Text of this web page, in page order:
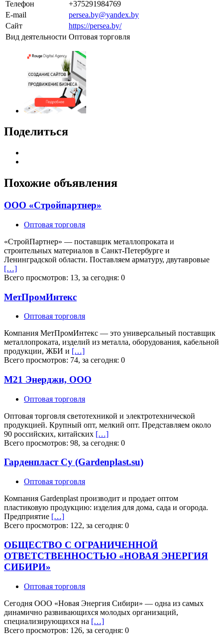
Телефон
+375291984769
E-mail
persea.by@yandex.by
Сайт
https://persea.by/
Вид деятельности Оптовая торговля
Поделиться
Похожие объявления
ООО «Стройпартнер»
Оптовая торговля
«СтройПартнер» — поставщик металлопроката и
строительных материалов в Санкт-Петербурге и
Ленинградской области. Поставляем арматуру, двутавровые
[…]
Всего просмотров: 13, за сегодня: 0
МетПромИнтекс
Оптовая торговля
Компания МетПромИнтекс — это универсальный поставщик
металлопроката, изделий из металла, оборудования, кабельной
продукции, ЖБИ и […]
Всего просмотров: 74, за сегодня: 0
М21 Энерджи, ООО
Оптовая торговля
Оптовая торговля светотехникой и электротехнической
продукцией. Крупный опт, мелкий опт. Представляем около
90 российских, китайских […]
Всего просмотров: 98, за сегодня: 0
Гарденпласт Су (Gardenplast.su)
Оптовая торговля
Компания Gardenplast производит и продает оптом
пластиковую продукцию: изделия для дома, сада и огорода.
Предприятие […]
Всего просмотров: 122, за сегодня: 0
ОБЩЕСТВО С ОГРАНИЧЕННОЙ
ОТВЕТСТВЕННОСТЬЮ «НОВАЯ ЭНЕРГИЯ
СИБИРИ»
Оптовая торговля
Сегодня ООО «Новая Энергия Сибири» — одна из самых
динамично развивающихся молодых организаций,
специализирующихся на […]
Всего просмотров: 126, за сегодня: 0